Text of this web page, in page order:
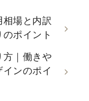
場と内訳
のポイント
方｜働きや
ンのポイ